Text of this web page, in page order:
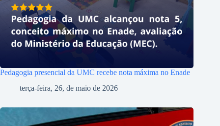
Pedagogia presencial da UMC recebe nota máxima no Enade
terça-feira, 26, de maio de 2026